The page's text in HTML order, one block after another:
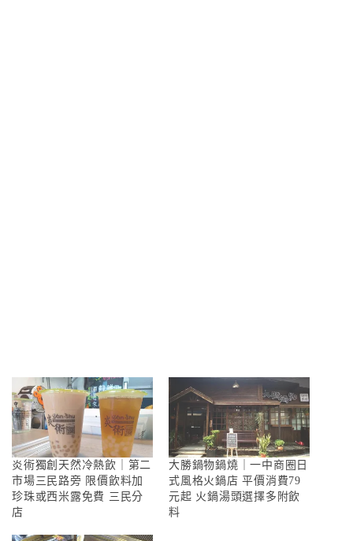
炎術獨創天然冷熱飲｜第二
市場三民路旁 限價飲料加
珍珠或西米露免費 三民分
店
大勝鍋物鍋燒｜一中商圈日
式風格火鍋店 平價消費79
元起 火鍋湯頭選擇多附飲
料